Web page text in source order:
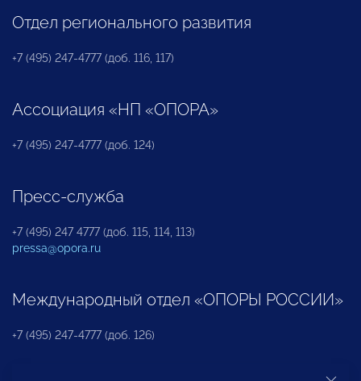
Отдел регионального развития
+7 (495) 247-4777 (доб. 116, 117)
Ассоциация «НП «ОПОРА»
+7 (495) 247-4777 (доб. 124)
Пресс-служба
+7 (495) 247 4777 (доб. 115, 114, 113)
pressa@opora.ru
Международный отдел «ОПОРЫ РОССИИ»
+7 (495) 247-4777 (доб. 126)